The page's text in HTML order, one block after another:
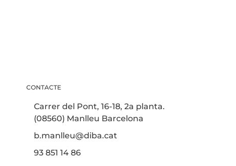
CONTACTE
Carrer del Pont, 16-18, 2a planta.
(08560) Manlleu Barcelona
b.manlleu@diba.cat
93 851 14 86